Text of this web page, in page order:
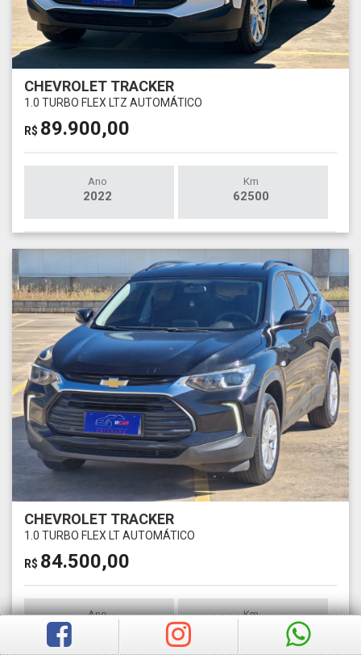
CHEVROLET TRACKER
1.0 TURBO FLEX LTZ AUTOMÁTICO
R$ 89.900,00
Ano
2022
Km
62500
CHEVROLET TRACKER
1.0 TURBO FLEX LT AUTOMÁTICO
R$ 84.500,00
Ano Km